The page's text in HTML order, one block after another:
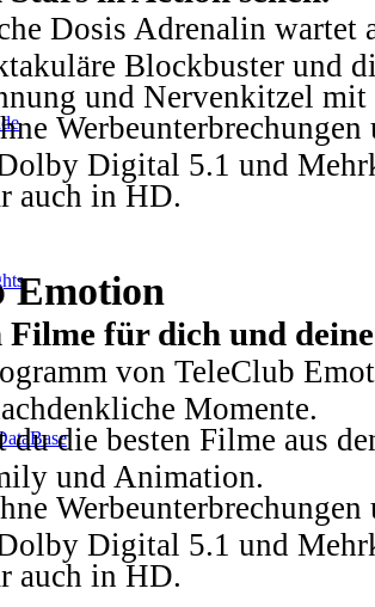
Dosis Adrenalin wartet
Blockbuster und
und Nervenkitzel
Digital 5.1 und
auch in HD.
Emotion
Filme für dich und
von TeleClub
Momente.
du die besten Filme aus
und Animation.
Digital 5.1 und
auch in HD.